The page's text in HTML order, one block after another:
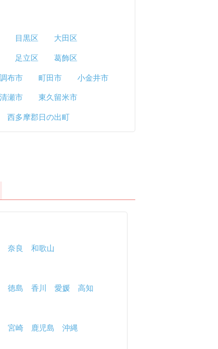
目黒区 大田区
足立区 葛飾区
調布市 町田市 小金井市
清瀬市 東久留米市
西多摩郡日の出町
奈良 和歌山
徳島 香川 愛媛 高知
宮崎 鹿児島 沖縄